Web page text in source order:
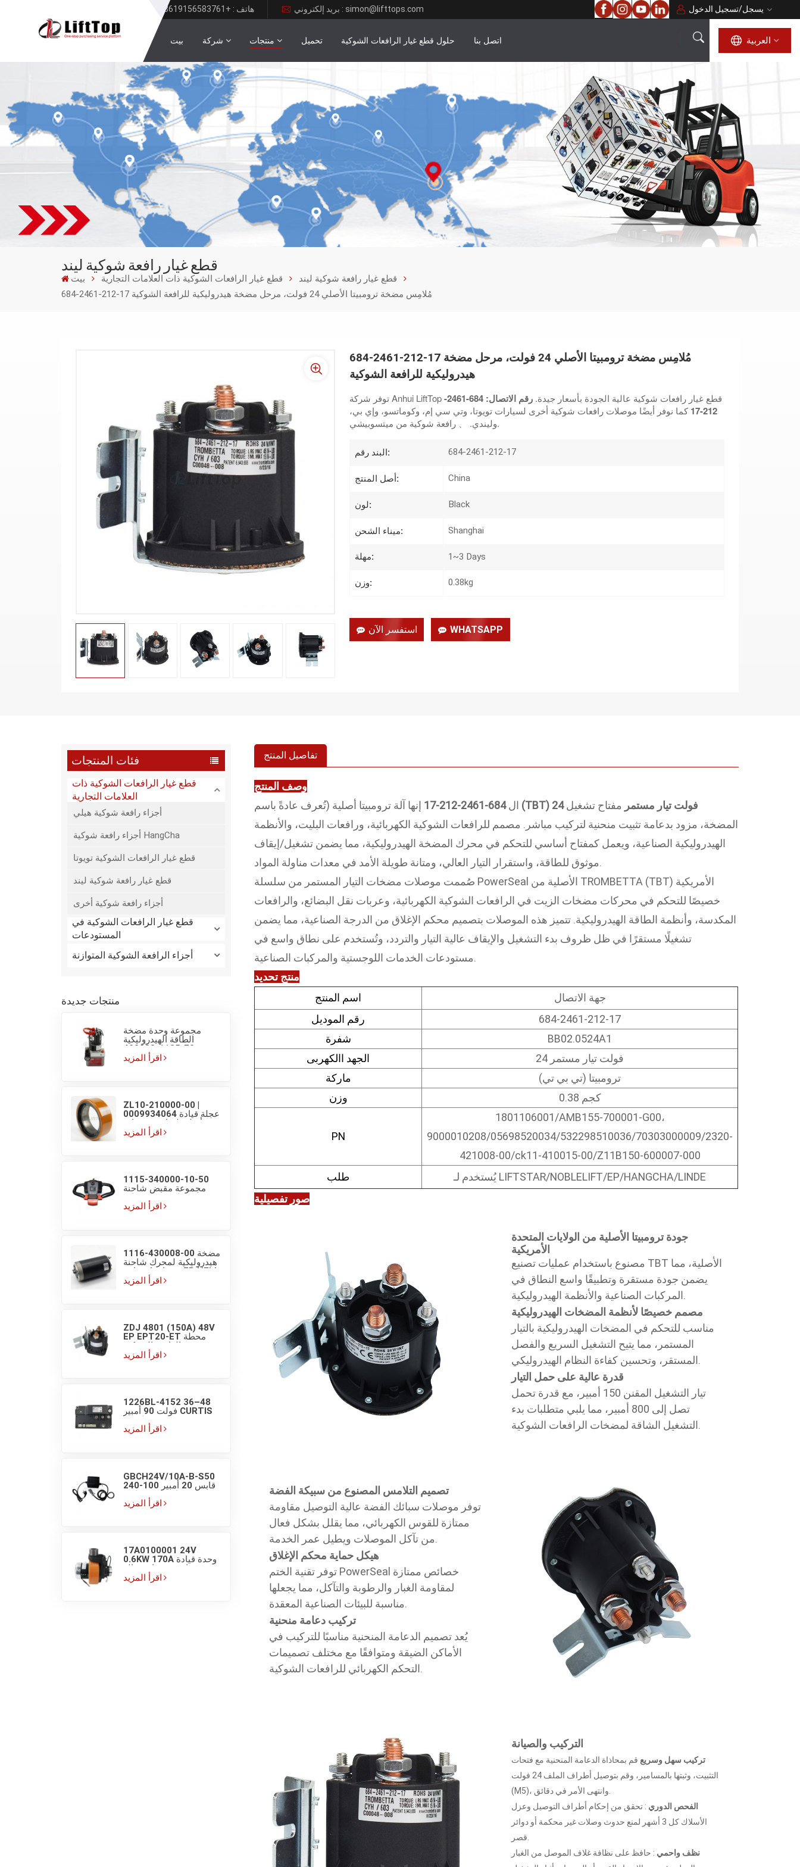
هاتف : +8619156583761 بريد إلكتروني : simon@lifttops.com تسجيل الدخول/يسجل
بيت شركة منتجات تحميل حلول قطع غيار الرافعات الشوكية اتصل بنا العربية
العربية
English
français
русский
español
português
قطع غيار رافعة شوكية ليند
بيت قطع غيار الرافعات الشوكية ذات العلامات التجارية
قطع غيار رافعة شوكية ليند
684-2461-212-17 مُلامِس مضخة ترومبيتا الأصلي 24 فولت، مرحل مضخة هيدروليكية للرافعة الشوكية
684-2461-212-17 مُلامِس مضخة ترومبيتا الأصلي 24 فولت، مرحل مضخة
هيدروليكية للرافعة الشوكية
توفر شركة Anhui LiftTop قطع غيار رافعات شوكية عالية الجودة بأسعار جيدة.
رقم الاتصال: 684-2461-
212-17
كما نوفر أيضًا موصلات رافعات شوكية أخرى لسيارات تويوتا، وتي سي إم، وكوماتسو، وإي بي،
وليندي.
、 رافعة شوكية من ميتسوبيشي.
البند رقم: 684-2461-212-17
أصل المنتج: China
لون: Black
ميناء الشحن: Shanghai
مهلة: 1~3 Days
وزن: 0.38kg
استفسر الآن WHATSAPP
فئات المنتجات
قطع غيار الرافعات الشوكية ذات
العلامات التجارية
أجزاء رافعة شوكية هيلي
أجزاء رافعة شوكية HangCha
قطع غيار الرافعات الشوكية تويوتا
قطع غيار رافعة شوكية ليند
أجزاء رافعة شوكية أخرى
قطع غيار الرافعات الشوكية في
المستودعات
أجزاء الرافعة الشوكية المتوازنة
منتجات جديدة
مجموعة وحدة مضخة
الطاقة الهيدروليكية
1135-420000-F0 بجهد
24V وقدرة 500W لـ EP
F4 وشاحنة البليت
اقرأ المزيد
ZL10-210000-00 |
0009934064 عجلة قيادة
أصلية لشاحنة منصات
كهربائية EP F4 بمقاس
210×70/83
اقرأ المزيد
1115-340000-10-50
مجموعة مقبض شاحنة
منصات EP مع مفاتيح
شاشة عرض
اقرأ المزيد
1116-430008-00 مضخة
هيدروليكية لمحرك شاحنة
منصات كهربائية EP HELI
بجهد 48V/800Wاقرأ المزيد
ZDJ 4801 (150A) 48V
EP EPT20-ET محطة
مضخة الرافعة الشوكية
مفتاح تلامس تيار مستمر
اقرأ المزيد
1226BL-4152 36–48
فولت 90 أمبير CURTIS
EP وحدة تحكم محرك
مغناطيسي دائم للرافعة
الشوكية
اقرأ المزيد
GBCH24V/10A-B-S50
قابس 20 أمبير 100-240
فولت تيار متردد شاحن
بطارية ليثيوم للرافعة
الشوكية
اقرأ المزيد
17A0100001 24V
0.6KW 170A وحدة قيادة
شاحنة منصات نقالة
كهربائية مجموعة القيادة
اقرأ المزيد
تفاصيل المنتج
وصف المنتج
ال684-2461-212-17 (TBT) 24 فولت تيار مستمر مفتاح تشغيل
المضخة، مزود بدعامة تثبيت منحنية لتركيب مباشر. مصمم للرافعات الشوكية الكهربائية، ورافعات البليت، والأنظمة
الهيدروليكية الصناعية، ويعمل كمفتاح أساسي للتحكم في محرك المضخة الهيدروليكية، مما يضمن تشغيل/إيقاف
موثوق للطاقة، واستقرار التيار العالي، ومتانة طويلة الأمد في معدات مناولة المواد.
صُممت موصلات مضخات التيار المستمر من سلسلة PowerSeal الأصلية من TROMBETTA (TBT) الأمريكية
خصيصًا للتحكم في محركات مضخات الزيت في الرافعات الشوكية الكهربائية، وعربات نقل البضائع، والرافعات
المكدسة، وأنظمة الطاقة الهيدروليكية. تتميز هذه الموصلات بتصميم محكم الإغلاق من الدرجة الصناعية، مما يضمن
تشغيلًا مستقرًا في ظل ظروف بدء التشغيل والإيقاف عالية التيار والتردد، وتُستخدم على نطاق واسع في
مستودعات الخدمات اللوجستية والمركبات الصناعية.
منتج تحديد
اسم المنتج
جهة الاتصال
رقم الموديل
684-2461-212-17
شفرة
BB02.0524A1
الجهد االكهربى
24 فولت تيار مستمر
ماركة
ترومبيتا (تي بي تي)
وزن
0.38 كجم
PN
1801106001/AMB155-700001-G00،
9000010208/05698520034/532298510036/70303000009/2320-
421008-00/ck11-410015-00/Z11B150-600007-000
طلب
يُستخدم لـ LIFTSTAR/NOBLELIFT/EP/HANGCHA/LINDE
صور تفصيلية
جودة ترومبيتا الأصلية من الولايات المتحدة
الأمريكية
مصنوع باستخدام عمليات تصنيع TBT الأصلية، مما
يضمن جودة مستقرة وتطبيقًا واسع النطاق في
المركبات الصناعية والأنظمة الهيدروليكية.
مصمم خصيصًا لأنظمة المضخات الهيدروليكية
مناسب للتحكم في المضخات الهيدروليكية بالتيار
المستمر، مما يتيح التشغيل السريع والفصل
المستقر، وتحسين كفاءة النظام الهيدروليكي.
قدرة عالية على حمل التيار
تيار التشغيل المقنن 150 أمبير، مع قدرة تحمل
تصل إلى 800 أمبير، مما يلبي متطلبات بدء
التشغيل الشاقة لمضخات الرافعات الشوكية.
تصميم التلامس المصنوع من سبيكة الفضة
توفر موصلات سبائك الفضة عالية التوصيل مقاومة
ممتازة للقوس الكهربائي، مما يقلل بشكل فعال
من تآكل الموصلات ويطيل عمر الخدمة.
هيكل حماية محكم الإغلاق
توفر تقنية الختم PowerSeal خصائص ممتازة
لمقاومة الغبار والرطوبة والتآكل، مما يجعلها
مناسبة للبيئات الصناعية المعقدة.
تركيب دعامة منحنية
يُعد تصميم الدعامة المنحنية مناسبًا للتركيب في
الأماكن الضيقة ومتوافقًا مع مختلف تصميمات
التحكم الكهربائي للرافعات الشوكية.
التركيب والصيانة
تركيب سهل وسريع قم بمحاذاة الدعامة المنحنية مع فتحات
التثبيت، وثبتها بالمسامير، وقم بتوصيل أطراف الملف 24 فولت
(M5)، وانتهى الأمر في دقائق.
الفحص الدوري : تحقق من إحكام أطراف التوصيل وعزل
الأسلاك كل 3 أشهر لمنع حدوث وصلات غير محكمة أو دوائر
قصر.
نظف واحمي : حافظ على نظافة غلاف الموصل من الغبار